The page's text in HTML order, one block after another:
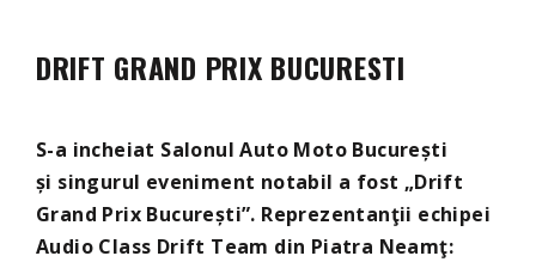
DRIFT GRAND PRIX BUCURESTI
S-a incheiat Salonul Auto Moto București
și singurul eveniment notabil a fost „Drift
Grand Prix București”. Reprezentanţii echipei
Audio Class Drift Team din Piatra Neamţ: